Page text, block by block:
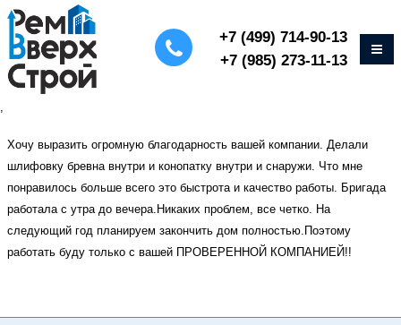
+7 (499) 714-90-13
+7 (985) 273-11-13
,
Хочу выразить огромную благодарность вашей компании. Делали
шлифовку бревна внутри и конопатку внутри и снаружи. Что мне
понравилось больше всего это быстрота и качество работы. Бригада
работала с утра до вечера.Никаких проблем, все четко. На
следующий год планируем закончить дом полностью.Поэтому
работать буду только с вашей ПРОВЕРЕННОЙ КОМПАНИЕЙ!!